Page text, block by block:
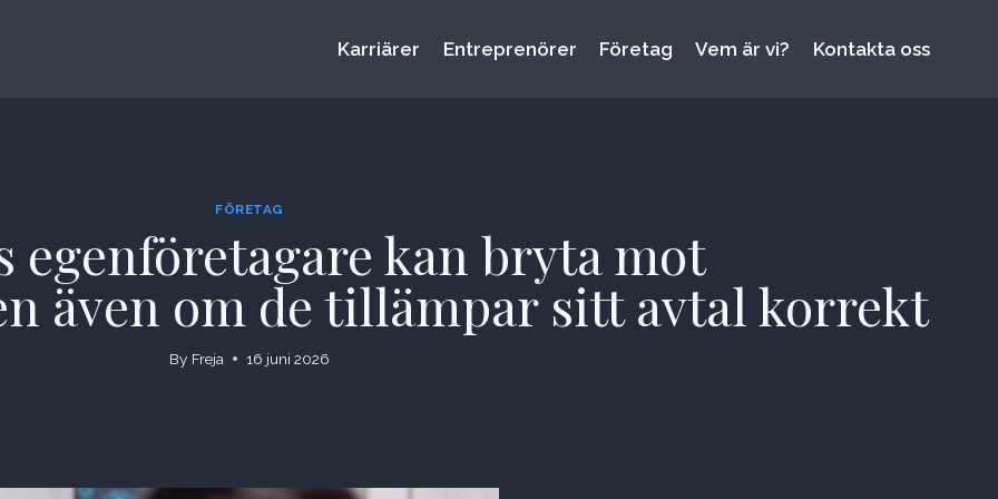
Karriärer Entreprenörer Företag Vem är vi? Kontakta oss
FÖRETAG
egenföretagare kan bryta mot
även om de tillämpar sitt avtal korrekt
By Freja 16 juni 2026